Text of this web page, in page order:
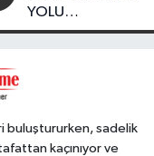
YOLU
FESTIVALİ’NDE
buluştururken, sadelik
kaçınıyor ve